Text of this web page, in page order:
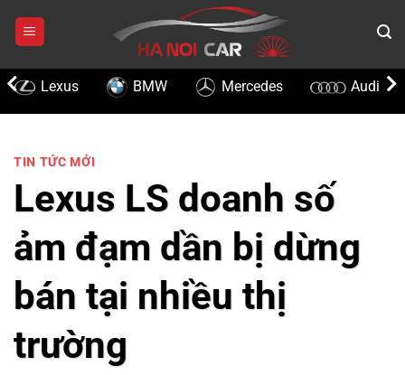
dung Lexus BMW Mercedes Audi
TIN TỨC MỚI
Lexus LS doanh số
ảm đạm dần bị dừng
bán tại nhiều thị
trường